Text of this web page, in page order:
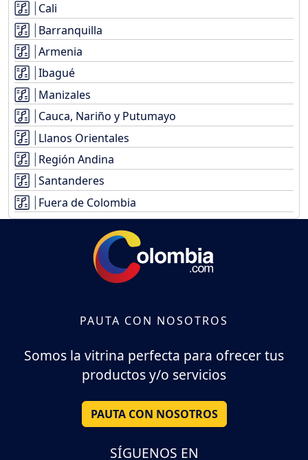
Cali
Barranquilla
Armenia
Ibagué
Manizales
Cauca, Nariño y Putumayo
Llanos Orientales
Región Andina
Santanderes
Fuera de Colombia
PAUTA CON NOSOTROS
Somos la vitrina perfecta para ofrecer tus
productos y/o servicios
PAUTA CON NOSOTROS
SÍGUENOS EN